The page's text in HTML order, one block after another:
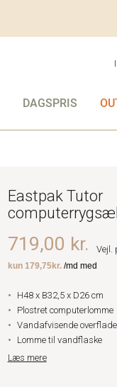
DAGSPRIS
Eastpak Tutor
719,00 kr. Vejl.
H48 x B32,5 x D26 cm
Plostret computerlomme
Vandafvisende overflade
Lomme til vandflaske
Læs mere